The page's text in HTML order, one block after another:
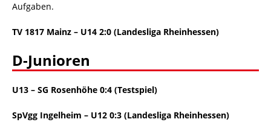
Aufgaben.
TV 1817 Mainz – U14 2:0 (Landesliga Rheinhessen)
D-Junioren
U13 – SG Rosenhöhe 0:4 (Testspiel)
SpVgg Ingelheim – U12 0:3 (Landesliga Rheinhessen)